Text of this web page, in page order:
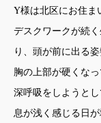
Y様は北区にお住ま
デスクワークが続
り、頭が前に出る
胸の上部が硬くな
深呼吸をしようと
息が浅く感じる日